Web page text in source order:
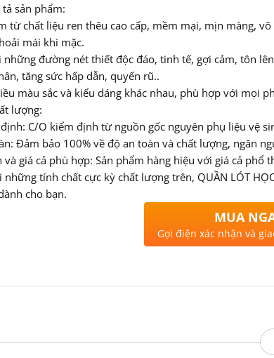
tả sản phẩm:
từ chất liệu ren thêu cao cấp, mềm mại, mịn màng,
mái khi mặc.
đường nét thiết độc đáo, tinh tế, gợi cảm, tôn
tăng sức hấp dẫn, quyến rũ..
màu sắc và kiểu dáng khác nhau, phù hợp với mọi
lượng:
C/O kiểm định từ nguồn gốc nguyên phụ liệu vệ
Đảm bảo 100% về độ an toàn và chất lượng, ngăn
và giá cả phù hợp: Sản phẩm hàng hiệu với giá cả phổ
những tính chất cực kỳ chất lượng trên, QUẦN LÓT
cho bạn.
MUA
Gọi điện xác nhận và